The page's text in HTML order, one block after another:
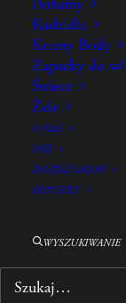
Kadzidła
Kremy Body
Zapachy do
Świece
Żele
O NAS
FAQ
ZNAJDŹ SALON
KONTAKT
WYSZUKIWANIE
POŁĄCZ Z: